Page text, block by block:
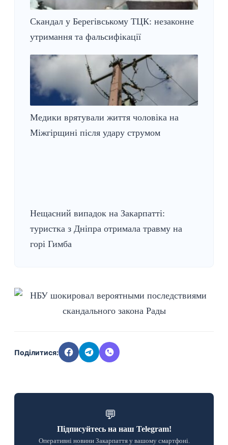
Скандал у Берегівському ТЦК: незаконне
утримання та фальсифікації
Медики врятували життя чоловіка на
Міжгірщині після удару струмом
Нещасний випадок на Закарпатті:
туристка з Дніпра отримала травму на
горі Гимба
Поділитися:
💬
Підписуйтесь на наш Telegram!
Оперативні новини Закарпаття у вашому смартфоні.